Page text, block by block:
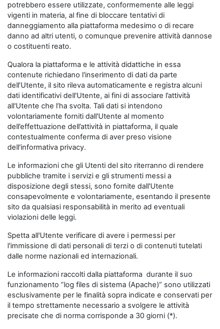
potrebbero essere utilizzate, conformemente alle leggi
vigenti in materia, al fine di bloccare tentativi di
danneggiamento alla piattaforma medesimo o di recare
danno ad altri utenti, o comunque prevenire attività dannose
o costituenti reato.
Qualora la piattaforma e le attività didattiche in essa
contenute richiedano l'inserimento di dati da parte
dell’Utente, il sito rileva automaticamente e registra alcuni
dati identificativi dell'Utente, ai fini di associare l’attività
all'Utente che l’ha svolta. Tali dati si intendono
volontariamente forniti dall'Utente al momento
dell’effettuazione dell’attività in piattaforma, il quale
contestualmente conferma di aver preso visione
dell'informativa privacy.
Le informazioni che gli Utenti del sito riterranno di rendere
pubbliche tramite i servizi e gli strumenti messi a
disposizione degli stessi, sono fornite dall'Utente
consapevolmente e volontariamente, esentando il presente
sito da qualsiasi responsabilità in merito ad eventuali
violazioni delle leggi.
Spetta all'Utente verificare di avere i permessi per
l'immissione di dati personali di terzi o di contenuti tutelati
dalle norme nazionali ed internazionali.
Le informazioni raccolti dalla piattaforma durante il suo
funzionamento “log files di sistema (Apache)” sono utilizzati
esclusivamente per le finalità sopra indicate e conservati per
il tempo strettamente necessario a svolgere le attività
precisate che di norma corrisponde a 30 giorni (*).